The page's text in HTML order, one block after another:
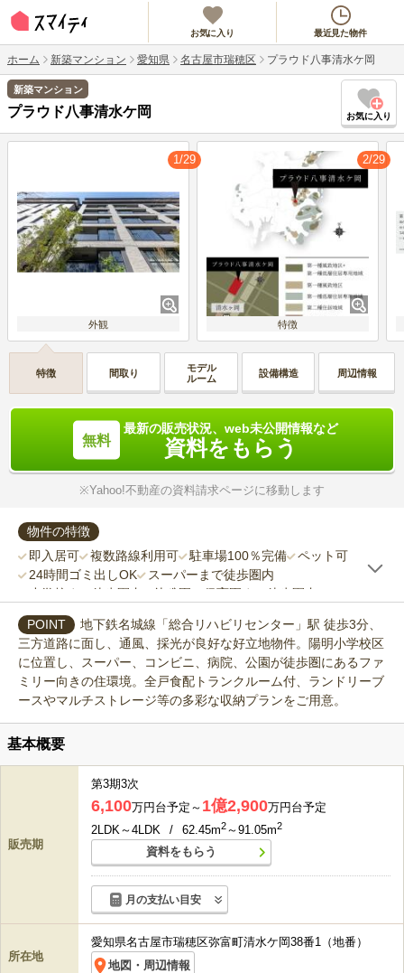
お気に入り 最近見た物件
ホーム 新築マンション 愛知県 名古屋市瑞穂区 プラウド八事清水ケ岡
新築マンション
プラウド八事清水ケ岡 お気に入り
外観
1/29
特徴
2/29
特徴 間取り
モデル
ルーム
設備構造 周辺情報
最新の販売状況、web未公開情報など
資料をもらう
※Yahoo!不動産の資料請求ページに移動します
物件の特徴
即入居可
複数路線利用可 駐車場100％完備
ペット可
24時間ゴミ出しOK
スーパーまで徒歩圏内
小学校まで徒歩圏内
幼稚園・保育園まで徒歩圏内
これから販売
子育てにやさしい地下鉄名城線「総合リハビリセンター」駅 徒歩3分、
三方道路に面し、通風、採光が良好な好立地物件。陽明小学校区
に位置し、スーパー、コンビニ、病院、公園が徒歩圏にあるファ
ミリー向きの住環境。全戸食配トランクルーム付、ランドリーブ
ースやマルチストレージ等の多彩な収納プランをご用意。
基本概要
販売期
第3期3次
6,100万円台予定～ 1億2,900万円台予定
2LDK～4LDK
/ 62.45m2～91.05m2
資料をもらう
月の支払い目安
所在地
愛知県名古屋市瑞穂区弥富町清水ケ岡38番1（地番）
地図・周辺情報